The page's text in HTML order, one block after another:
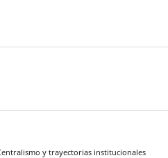
y trayectorias institucionales